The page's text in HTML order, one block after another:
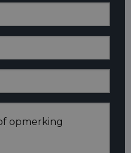
opmerking